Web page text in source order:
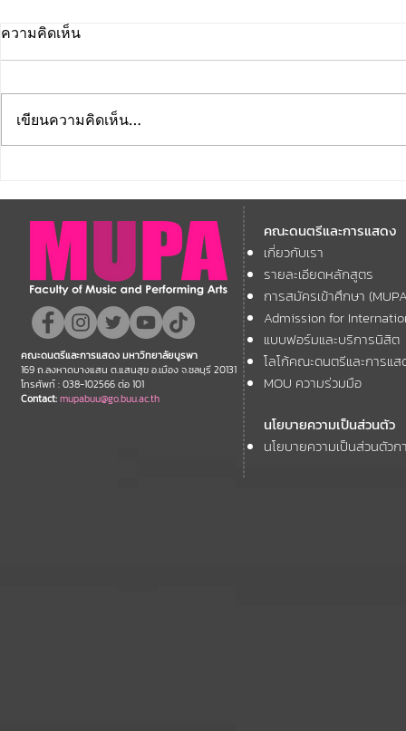
มหาวิทยาลัยบูรพา ขอแสดง
ความยินดี กับคณาจารย์ของ
คณะฯ ที่ได้รับการตอบรับให้นำ
เสนอผลงานวิชาการ ในงาน
ประชุมวิชาการระดับชาติและ
นานาชาติ "ศิลปกรรมวิจัย"
ประจำปี 2569 (FAR 12)
มหาวิทยาลั
โครงการ
11th
Forum
ความคิดเห็น
เขียนความคิดเห็น…
คณะดนตรีและการแสดง
เกี่ยวกับเรา
รายละเอียดหลักสูตร
การสมัครเข้าศึกษา
Admission for
แบบฟอร์มและบริการนิสิต
โลโก้คณะดนตรีและการแส
MOU ความร่วมมือ
นโยบายความเป็นส่วนตัว
นโยบายความเป็นส่วนตัว
คณะดนตรีและการแสดง มหาวิทยาลัยบูรพา
169 ถ.ลงหาดบางแสน ต.แสนสุข อ.เมือง จ.ชลบุรี 20131
โทรศัพท์ : 038-102566 ต่อ 101
Contact:mupabuu@go.buu.ac.th